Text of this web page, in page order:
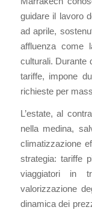
guidare il lavoro
ad aprile,
affluenza come
culturali. Durante
tariffe, impone
richieste per
L’estate, al
nella medina,
climatizzazione
strategia: tariffe
viaggiatori in
valorizzazione
dinamica dei